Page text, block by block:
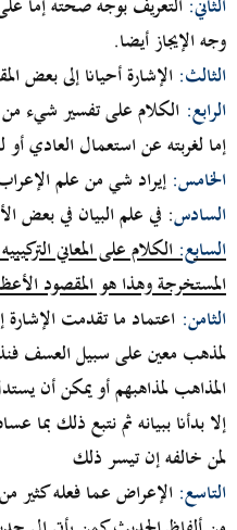
وجه الإيجاز أيضا.
الثالث: الإشارة أحيانا إلى بعض
الرابع: الكلام على تفسير شيء من
إما لغربته عن استعمال العادي أو
الخامس: إيراد شي من علم
السادس: في علم البيان في بعض
السابع:الكلام على المعاني
المستخرجة وهذا هو المقصود
الثامن: اعتماد ما تقدمت
لمذهب معين على سبيل العسف
المذاهب لمذاهبهم أو يمكن أن
إلا بدأنا ببيانه ثم نتبع ذلك بما
لمن خالفه إن تيسر ذلك
التاسع: الإعراض عما فعله كثير